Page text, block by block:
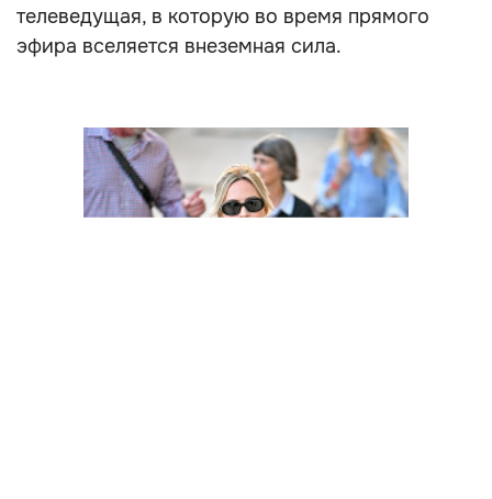
телеведущая, в которую во время прямого
эфира вселяется внеземная сила.